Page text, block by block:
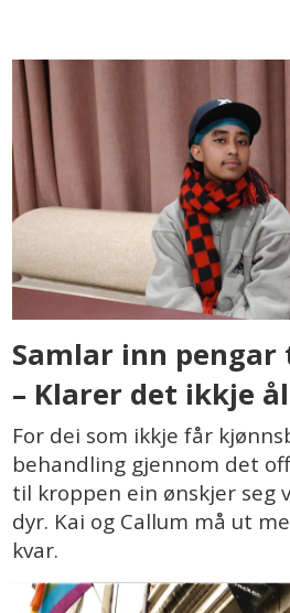
Samlar inn pengar
– Klarer det ikkje
For dei som ikkje får
behandling gjennom det
til kroppen ein ønskjer seg
dyr. Kai og Callum må ut
kvar.